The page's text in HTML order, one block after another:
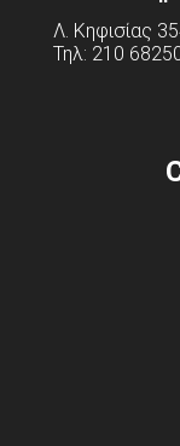
Λ. Κηφισίας
Τηλ: 210